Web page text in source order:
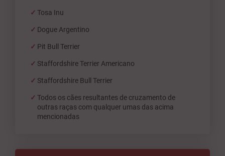
Tosa Inu
Dogue Argentino
Pit Bull Terrier
Staffordshire Terrier Americano
Staffordshire Bull Terrier
Todos os cães resultantes de cruzamento de
outras raças com qualquer umas das acima
mencionadas